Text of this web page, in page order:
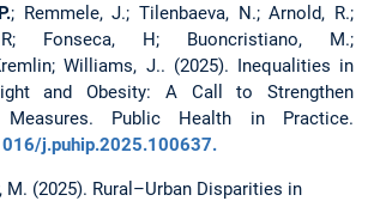
; Remmele, J.; Tilenbaeva, N.; Arnold, R.;
R; Fonseca, H; Buoncristiano, M.;
Williams, J.. (2025). Inequalities in
and Obesity: A Call to Strengthen
Measures. Public Health in Practice.
j.puhip.2025.100637.
M. (2025). Rural–Urban Disparities in